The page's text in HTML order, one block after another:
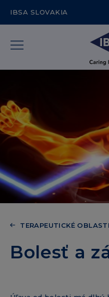
IBSA SLOVAKIA
TERAPEUTICKÉ OBLASTI
Bolesť a